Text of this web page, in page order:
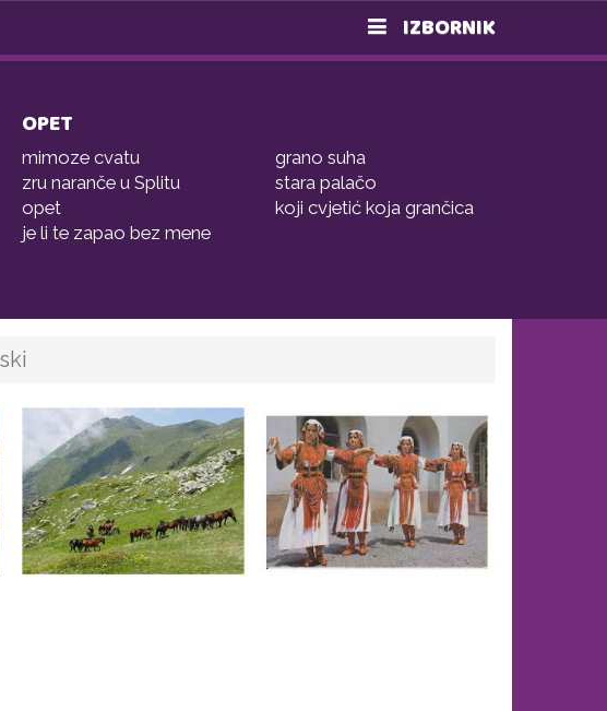
IZBORNIK
OPET
mimoze cvatu
zru naranče u Splitu
opet
je li te zapao bez mene
grano suha
stara palačo
koji cvjetić koja grančica